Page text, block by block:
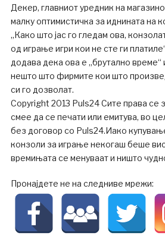
Декер, главниот уредник на
малку оптимистичка за иднината на
„Како што јас го гледам ова,
од играње игри кои не сте ги
додава дека ова е „брутално време“
нешто што фирмите кои што
си го дозволат.
Copyright 2013 Puls24 Сите права се
смее да се печати или емитува, во
без договор со Puls24.Иако
конзоли за играње некогаш беше
времињата се менуваат и ништо
Пронајдете не на следниве мрежи: